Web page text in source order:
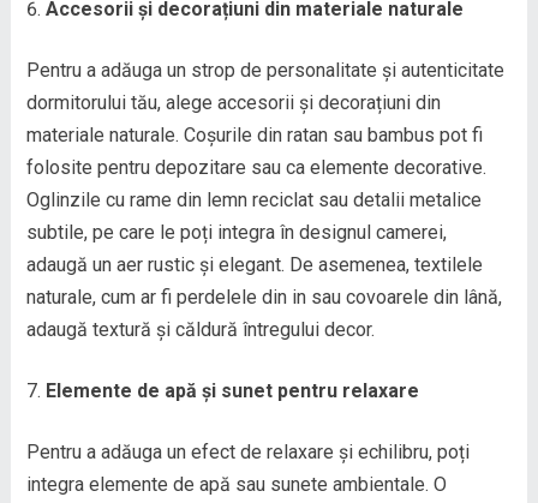
Accesorii și decorațiuni din materiale naturale
Pentru a adăuga un strop de personalitate și autenticitate
dormitorului tău, alege accesorii și decorațiuni din
materiale naturale. Coșurile din ratan sau bambus pot fi
folosite pentru depozitare sau ca elemente decorative.
Oglinzile cu rame din lemn reciclat sau detalii metalice
subtile, pe care le poți integra în designul camerei,
adaugă un aer rustic și elegant. De asemenea, textilele
naturale, cum ar fi perdelele din in sau covoarele din lână,
adaugă textură și căldură întregului decor.
Elemente de apă și sunet pentru relaxare
Pentru a adăuga un efect de relaxare și echilibru, poți
integra elemente de apă sau sunete ambientale. O